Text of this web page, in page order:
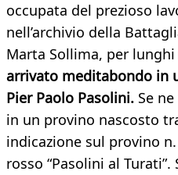
occupata del prezioso
nell’archivio della
Marta Sollima, per lunghi
arrivato meditabondo in
Pier Paolo Pasolini. Se
in un provino nascosto
indicazione sul provino
rosso “Pasolini al